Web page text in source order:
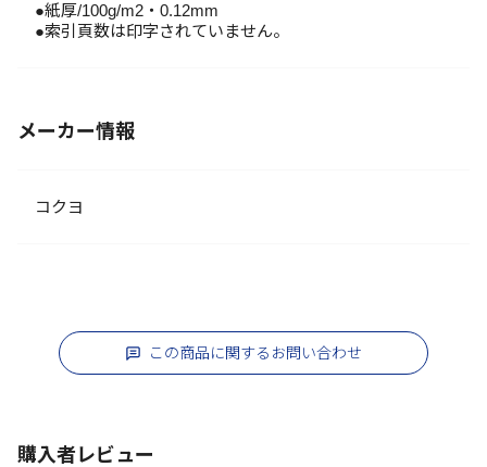
●紙厚/100g/m2・0.12mm
●索引頁数は印字されていません。
メーカー情報
コクヨ
この商品に関するお問い合わせ
購入者レビュー